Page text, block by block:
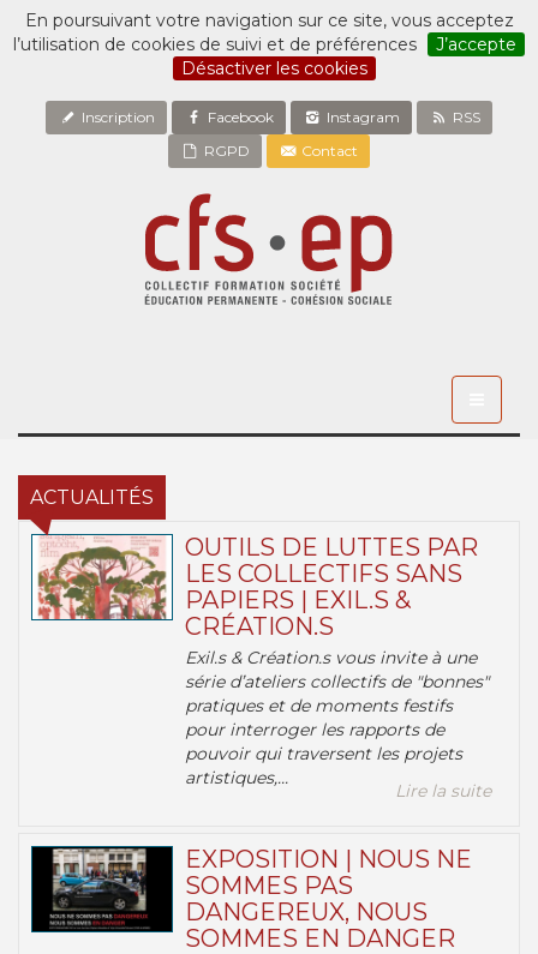
En poursuivant votre navigation sur ce site, vous acceptez
l’utilisation de cookies de suivi et de préférences
J’accepte
Désactiver les cookies
Inscription Facebook Instagram
RSS
RGPD
Contact
ACTUALITÉS
OUTILS DE LUTTES PAR
LES COLLECTIFS SANS
PAPIERS | EXIL.S &
CRÉATION.S
Exil.s & Création.s vous invite à une
série d’ateliers collectifs de "bonnes"
pratiques et de moments festifs
pour interroger les rapports de
pouvoir qui traversent les projets
artistiques,...
Lire la suite
EXPOSITION | NOUS NE
SOMMES PAS
DANGEREUX, NOUS
SOMMES EN DANGER